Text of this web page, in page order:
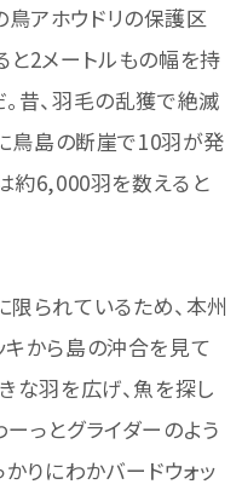
アホウドリの保護区
と2メートルもの幅を持
昔、羽毛の乱獲で絶滅
鳥島の断崖で10羽が発
約6,000羽を数えると
られているため、本州
キから島の沖合を見て
な羽を広げ、魚を探し
っとグライダーのよう
かりにわかバードウォッ